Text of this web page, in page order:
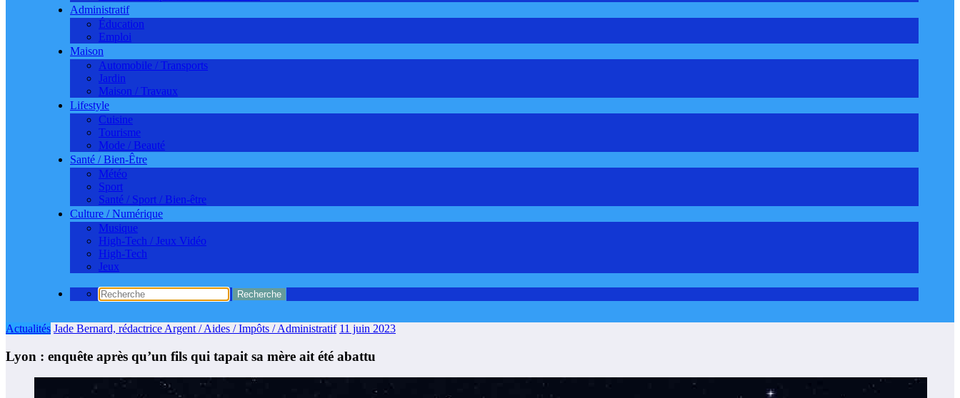
Administratif
Éducation
Emploi
Maison
Automobile / Transports
Jardin
Maison / Travaux
Lifestyle
Cuisine
Tourisme
Mode / Beauté
Santé / Bien-Être
Météo
Sport
Santé / Sport / Bien-être
Culture / Numérique
Musique
High-Tech / Jeux Vidéo
High-Tech
Jeux
Actualités Jade Bernard, rédactrice Argent / Aides / Impôts / Administratif 11 juin 2023
Lyon : enquête après qu’un fils qui tapait sa mère ait été abattu